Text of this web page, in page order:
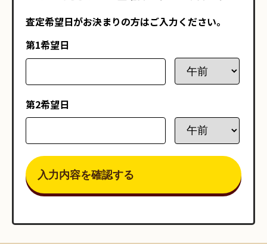
査定希望日がお決まりの方はご入力ください。
第1希望日
第2希望日